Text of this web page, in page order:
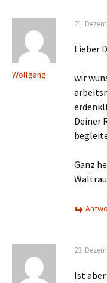
Wolfgang
21.
Lieber
wir
Deiner
Ganz
23.
Ist